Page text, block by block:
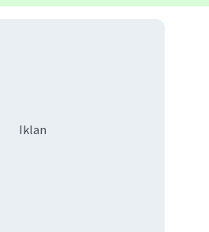
Iklan